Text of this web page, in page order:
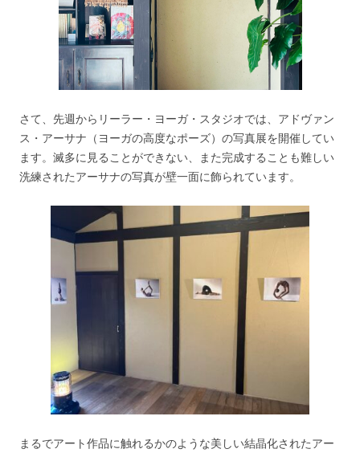
さて、先週からリーラー・ヨーガ・スタジオでは、アドヴァン
ス・アーサナ（ヨーガの高度なポーズ）の写真展を開催してい
ます。滅多に見ることができない、また完成することも難しい
洗練されたアーサナの写真が壁一面に飾られています。
まるでアート作品に触れるかのような美しい結晶化されたアー